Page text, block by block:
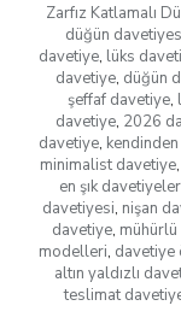
Zarfız Katlamalı
düğün
davetiye, lüks
davetiye, düğün
şeffaf davetiye,
davetiye, 2026
davetiye,
minimalist davetiye,
en şık davetiyeler
davetiyesi, nişan
davetiye,
modelleri, davetiye
altın yaldızlı
teslimat